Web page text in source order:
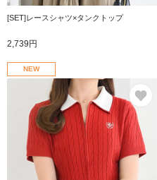
[SET]レースシャツ×タンクトップ
2,739円
NEW